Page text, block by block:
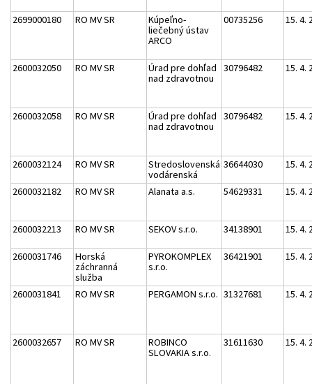
2699000180 RO MV SR
Kúpeľno-
liečebný ústav
ARCO
00735256 15. 4.
2600032050 RO MV SR
Úrad pre dohľad
nad zdravotnou
30796482 15. 4.
2600032058 RO MV SR
Úrad pre dohľad
nad zdravotnou
30796482 15. 4.
2600032124 RO MV SR
Stredoslovenská
vodárenská
36644030 15. 4.
2600032182 RO MV SR Alanata a.s. 54629331 15. 4.
2600032213 RO MV SR SEKOV s.r.o. 34138901 15. 4.
2600031746
Horská
záchranná
služba
PYROKOMPLEX
s.r.o.
36421901 15. 4.
2600031841 RO MV SR PERGAMON s.r.o. 31327681 15. 4.
2600032657 RO MV SR
ROBINCO
SLOVAKIA s.r.o.
31611630 15. 4.